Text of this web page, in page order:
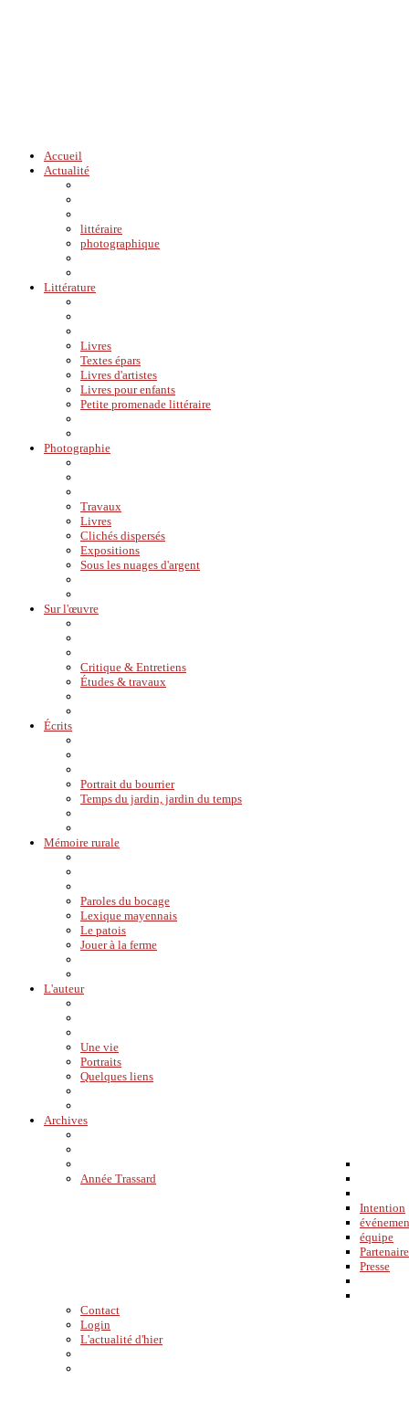
Accueil
Actualité
littéraire
photographique
Littérature
Livres
Textes épars
Livres d'artistes
Livres pour enfants
Petite promenade littéraire
Photographie
Travaux
Livres
Clichés dispersés
Expositions
Sous les nuages d'argent
Sur l'œuvre
Critique & Entretiens
Études & travaux
Écrits
Portrait du bourrier
Temps du jardin, jardin du temps
Mémoire rurale
Paroles du bocage
Lexique mayennais
Le patois
Jouer à la ferme
L'auteur
Une vie
Portraits
Quelques liens
Archives
Année Trassard
Intention
équipe
Presse
Contact
Login
L'actualité d'hier